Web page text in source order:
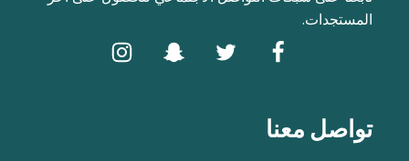
المستجدات.
تواصل معنا